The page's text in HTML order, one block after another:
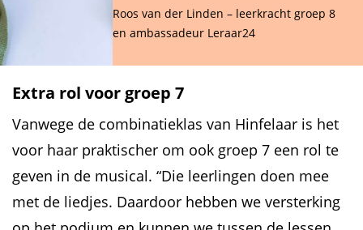
Roos van der Linden– leerkracht groep 8
en ambassadeur Leraar24
Extra rol voor groep 7
Vanwege de combinatieklas van Hinfelaar is het
voor haar praktischer om ook groep 7 een rol te
geven in de musical. “Die leerlingen doen mee
met de liedjes. Daardoor hebben we versterking